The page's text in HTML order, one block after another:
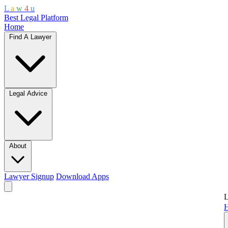
L a w 4 u
Best Legal Platform
Home
Find A Lawyer
Legal Advice
About
Lawyer Signup Download Apps